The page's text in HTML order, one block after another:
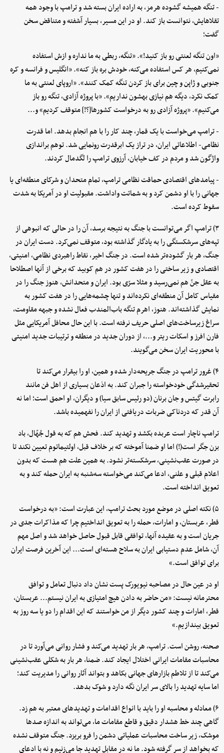
- تنگه همیشه گشوده هرمز، به اراده ایران بسته شد و ترامپ با وجود همه
تقلاهایش، نتوانست باز کند. او در این مسیر، بسیار آشفته و متناقض سخن
گفت؛
«اون تنگه لعنتی رو باز کنید!». «تنگه، ربطی به ما نداره و ازش استفاده
نمی‌کنیم، هر کس استفاده می‌کنه، خودش بره باز کنه». «انگلیس و فرانسه و کره
جنوبی و ژاپن و چین برای باز کردن تنگه کمک کنند». «اروپای لعنتی به ما
کمک نکرد، دیگه هم نیازی بهشون نداریم». «با پروژه آزادی، تنگه رو باز
می‌کنیم». «پروژه آزادی رو به درخواست کشورها[؟!] متوقف کردیم» و...
- ترامپ می‌خواست با یک قمار، چند کار را با هم انجام بدهد. اما قدرت
نظامی- اطلاعاتی ایران، در تراز یک ابرقدرت رونمایی شد. توهم براندازی
واژگون شد و مردم در کف خیابان، آرزوی ترامپ را لگدمال کردند.
- پیامدهای اقتصادی حماقت نظامی ترامپ، تمام متحدان و شرکای منطقه‌ای یا
جهانی را با او دشمن کرد و به شماتت واداشت. مقبولیت او در آمریکا به شدت
سقوط کرده است.
۳) ترامپ اگر می‌توانست با جنگ به نتیجه برسد، آن را در حالی که انبوهی از
تپه‌های سرشکستگی را به یادگار گذاشته بود، متوقف نمی‌کرد. دست ایران در
جنگ، هر بار گشوده‌تر شده است. در جنگ اخیر، نقاط راهبردی نظامی، امنیتی،
اقتصادی و زیر ساختی را در هفت کشور در هم کوبید که برخی از آنها اصطلاحا
به عقل جنّ هم نمی‌رسید و مثلا سرّی بود. ایران و متحدانش، هنوز جنگ را در
مقیاس کامل آن منطقه‌ای نکرده‌اند و تنها چشمه‌هایی را در هفت کشور به
نمایش گذاشته‌اند. هنوز، اهرم تنگه باب‌المندب فعال نشده و جبهه مقاومت،
سراغ زیرساخت‌های اصلی حریف نرفته است. با این حال محافل آمریکایی مثل
فارن افرز و اسکات ریتر و...، از دوران جدید در منطقه و ترتیبات جدید امنیتی
با محوریت ایران سخن می‌گویند.
۴) غرور ترامپ در جنگ جریحه‌دار شده و همین، او را بیقرار می‌کند تا
تحقیرشدگی خودخواسته را جبران کند. به اذعان بسیاری از اهل فن مانند
رابرت گیتس و جان برنان (دو رئیس سابق سیا) و دیگران، او احمق است؛ اما نه
آن قدر که دردناکی ضربات دریافتی از ایران را نفهمیده باشد.
ترامپ ناچار است عربده بکشد و تهدید کند. فحش هم که به قول جُهّال، باد
بزن جگر است(!) اما او ضمنا آموخته که بر خلاف قبل، اولتیماتوم تعیین نکند تا
در صورت عقب‌نشینی، سرشکسته‌تر نشود. به همین علت هم هست که بدون
اعلام قبلی و علنی، ادعا می‌کند می‌خواسته سه‌شنبه به ایران حمله کند و به
تعویق انداخته است.
۵) نکته اصلی در موضع مورد بحث ترامپ، این عبارت است: «به درخواست
قطر، عربستان، و امارات، حمله را به تعویق انداختیم چرا که مذاکرات جدی در
جریان است و به عقیده آنها، توافقی قابل قبول حاصل خواهد شد و اصل مهم
آن، شامل عدم دستیابی ایران به سلاح هسته‌ای است... این آخرین فرصت ایران
برای توافق است.»
او در عین حال در مصاحبه نیویورک پست نشان داد دنبال تعامل و توافق
محترمانه نیست: «من حاضر به دادن هیچ امتیازی به ایران نیستم... عربستان،
قطر، امارات و چند کشور دیگر از من خواستند که این اقدام را دو یا سه روز به
تعویق بیندازیم.»
صحنه، روشن است. ترامپ، هر بار تهدید می‌کند و فشار روانی می‌آورد تا در
محاسبات مقامات ایرانی اختلال ایجاد کند. ضمنا، هر بار به شکلی عقب‌نشینی
می‌کند تا از تلاطم بازارهای جهانی بکاهد و بتواند آثار روانی را مدیریت کند؛
اما سایه تهدید را بالای سر ایران نگه دارد و شوک بدهد.
۶) معادله و محاسبه او را باید با انواع اقدامات و تهدیدهای معتبر به هم زد.
گاهی چند خط هشدار دقیق و قاطع مقامات ما، می‌تواند به اندازه صدها
موشک، زیر ساخت محاسبات عملیاتی دشمن را فرو بریزد. جنگ متوقف نشده
که بخواهد از سر گرفته شود. ما نه در مقابل تهدید جا می‌زنیم و نه با ادعای